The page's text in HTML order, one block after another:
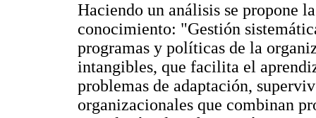
Haciendo un análisis se propone
conocimiento: "Gestión
programas y políticas de la
intangibles, que facilita el
problemas de adaptación,
organizacionales que combinan